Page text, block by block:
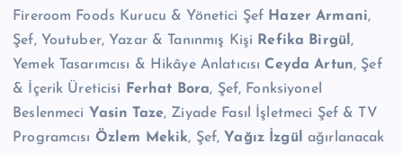
Fireroom Foods Kurucu & Yönetici Şef Hazer Armani,
Şef, Youtuber, Yazar & Tanınmış Kişi
Refika Birgül ,
Yemek Tasarımcısı & Hikâye AnlatıcısıCeyda Artun, Şef
& İçerik Üreticisi
Ferhat Bora, Şef, Fonksiyonel
Beslenmeci Yasin Taze, Ziyade Fasıl İşletmeci Şef & TV
Programcısı Özlem Mekik, Şef, Yağız İzgülağırlanacak